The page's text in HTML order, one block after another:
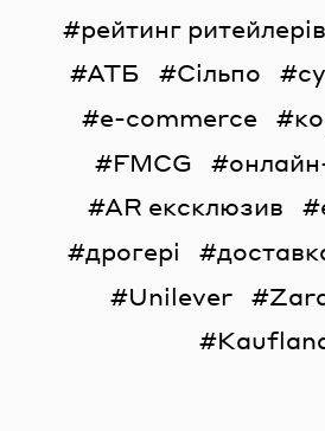
рейтинг ритейлерів
АТБ
Сільпо
e-commerce
FMCG
AR ексклюзив
дрогері
Unilever